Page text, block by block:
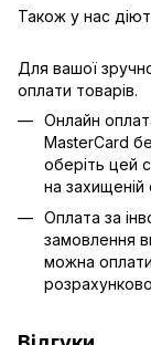
Також у нас
Для вашої
оплати товарів.
Онлайн
MasterCard
оберіть цей
на захищеній
Оплата за
замовлення
можна